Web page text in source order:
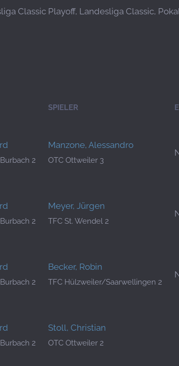
Classic Playoff, Landesliga Classic,
SPIELER
2
Manzone, Alessandro
OTC Ottweiler 3
2
Meyer, Jürgen
TFC St. Wendel 2
2
Becker, Robin
TFC Hülzweiler/Saarwellingen 2
2
Stoll, Christian
OTC Ottweiler 2